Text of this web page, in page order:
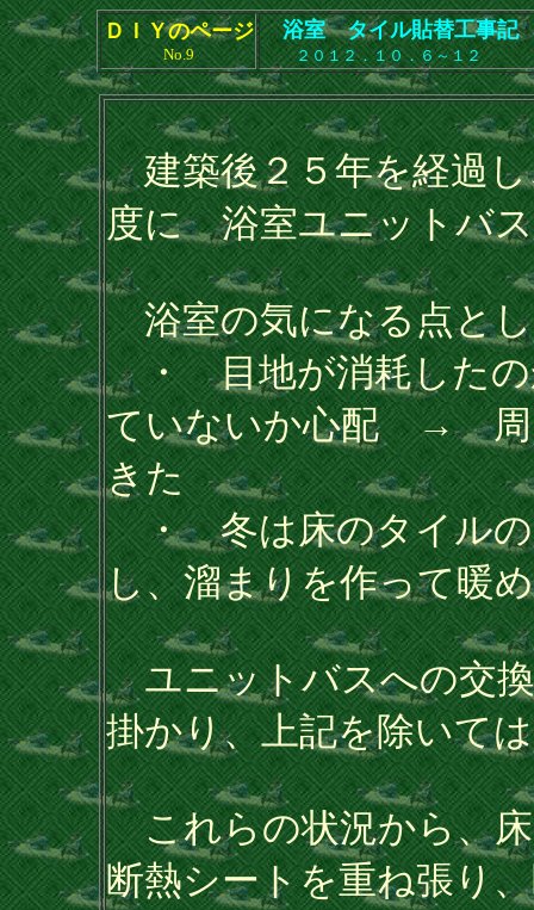
ＤＩＹのページ
No.9
浴室 タイル貼替工事記
２０１２．１０．６～１２
建築後２５年を経過し
度に 浴室ユニットバ
浴室の気になる点と
・ 目地が消耗したの
ていないか心配 → 周
きた
・ 冬は床のタイル
し、溜まりを作って暖
ユニットバスへの交換
掛かり、上記を除いて
これらの状況から、床
断熱シートを重ね張り